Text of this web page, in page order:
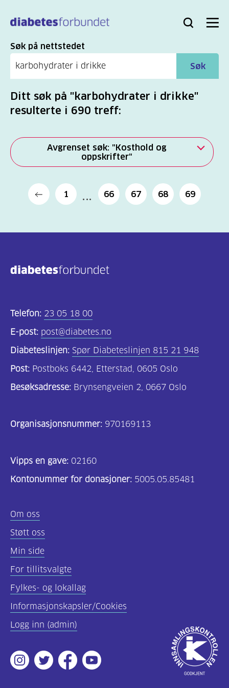
hovedinnhold
Bli
Logg
Søk Meny
Søk
Søk på nettstedet
Søk
Ditt søk på "karbohydrater i drikke"
resulterte i 690 treff:
Avgrenset søk: "Kosthold og
oppskrifter"
Alle
(2279)
(806)
og
Om
(197)
helsepersonell
(157)
innhold
(59)
Diabetes
type
1
(43)
Diabetes
2
1 66 67 68 69
Telefon: 23 05 18 00
E-post: post@diabetes.no
Diabeteslinjen: Spør Diabeteslinjen 815 21 948
Post: Postboks 6442, Etterstad, 0605 Oslo
Besøksadresse: Brynsengveien 2, 0667 Oslo
Organisasjonsnummer: 970169113
Vipps en gave: 02160
Kontonummer for donasjoner: 5005.05.85481
Om oss
Støtt oss
Min side
For tillitsvalgte
Fylkes- og lokallag
Informasjonskapsler/Cookies
Logg inn (admin)
Instagram
TwitterFacebookYoutube
Godkjent
av